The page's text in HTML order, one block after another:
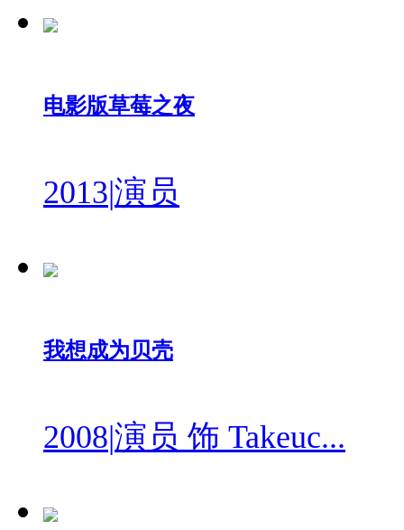
电影版草莓之夜
2013|演员
我想成为贝壳
2008|演员 饰 Takeuc...